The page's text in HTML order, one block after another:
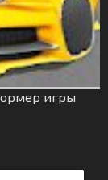
игры